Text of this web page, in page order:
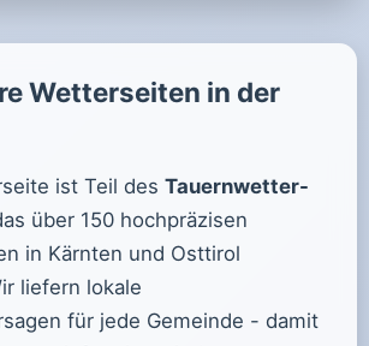
Wetterseiten in der
ist Teil des Tauernwetter-
über 150 hochpräzisen
in Kärnten und Osttirol
liefern lokale
für jede Gemeinde - damit